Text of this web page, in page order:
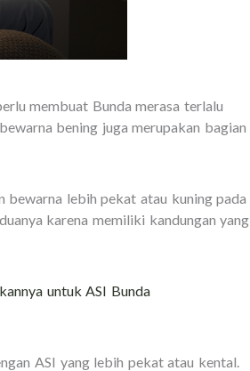
membuat Bunda merasa terlalu
bening juga merupakan bagian
bewarna lebih pekat atau kuning pada
karena memiliki kandungan yang
untuk ASI Bunda
ASI yang lebih pekat atau kental.